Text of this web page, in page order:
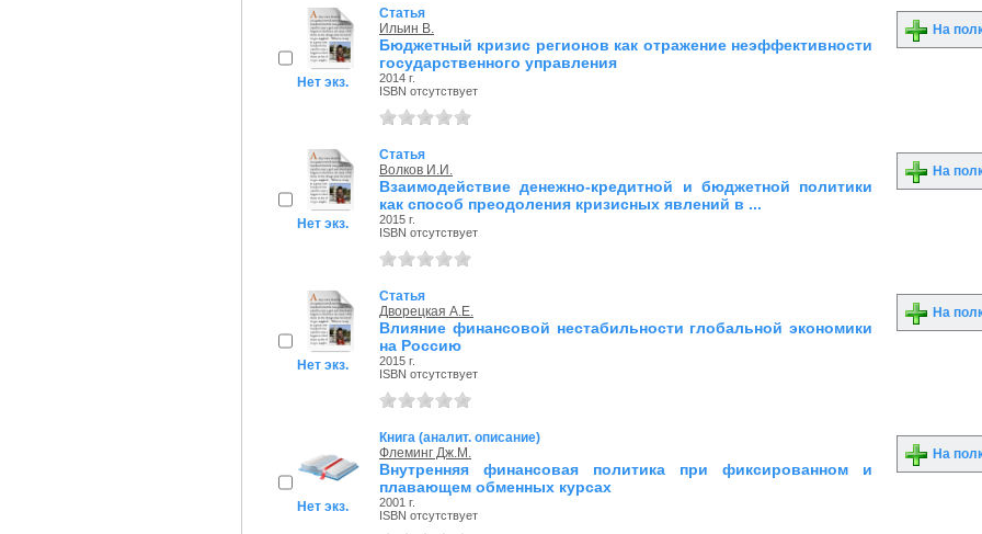
Нет экз.
Статья
Ильин В.
Бюджетный кризис регионов как отражение неэффективности
государственного управления
2014 г.
ISBN отсутствует
На
Нет экз.
Статья
Волков И.И.
Взаимодействие денежно-кредитной и бюджетной политики
как способ преодоления кризисных явлений в ...
2015 г.
ISBN отсутствует
На
Нет экз.
Статья
Дворецкая А.Е.
Влияние финансовой нестабильности глобальной экономики
на Россию
2015 г.
ISBN отсутствует
На
Нет экз.
Книга (аналит. описание)
Флеминг Дж.М.
Внутренняя финансовая политика при фиксированном и
плавающем обменных курсах
2001 г.
ISBN отсутствует
На